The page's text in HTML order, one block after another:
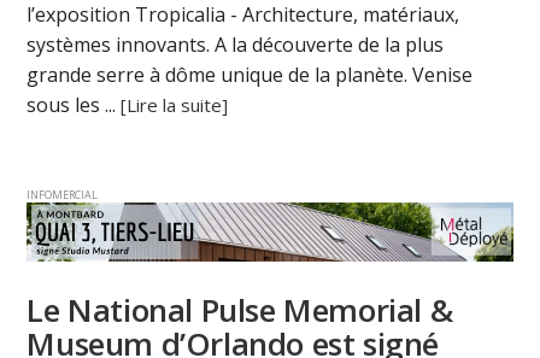
l’exposition Tropicalia - Architecture, matériaux,
systèmes innovants. A la découverte de la plus
grande serre à dôme unique de la planète. Venise
sous les ...[Lire la suite]
INFOMERCIAL
Le National Pulse Memorial &
Museum d’Orlando est signé